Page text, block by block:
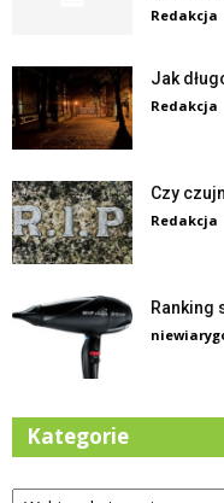
Redakcja
Jak
Redakcja
Czy
Redakcja
Ranking
Kategorie
Kategorie